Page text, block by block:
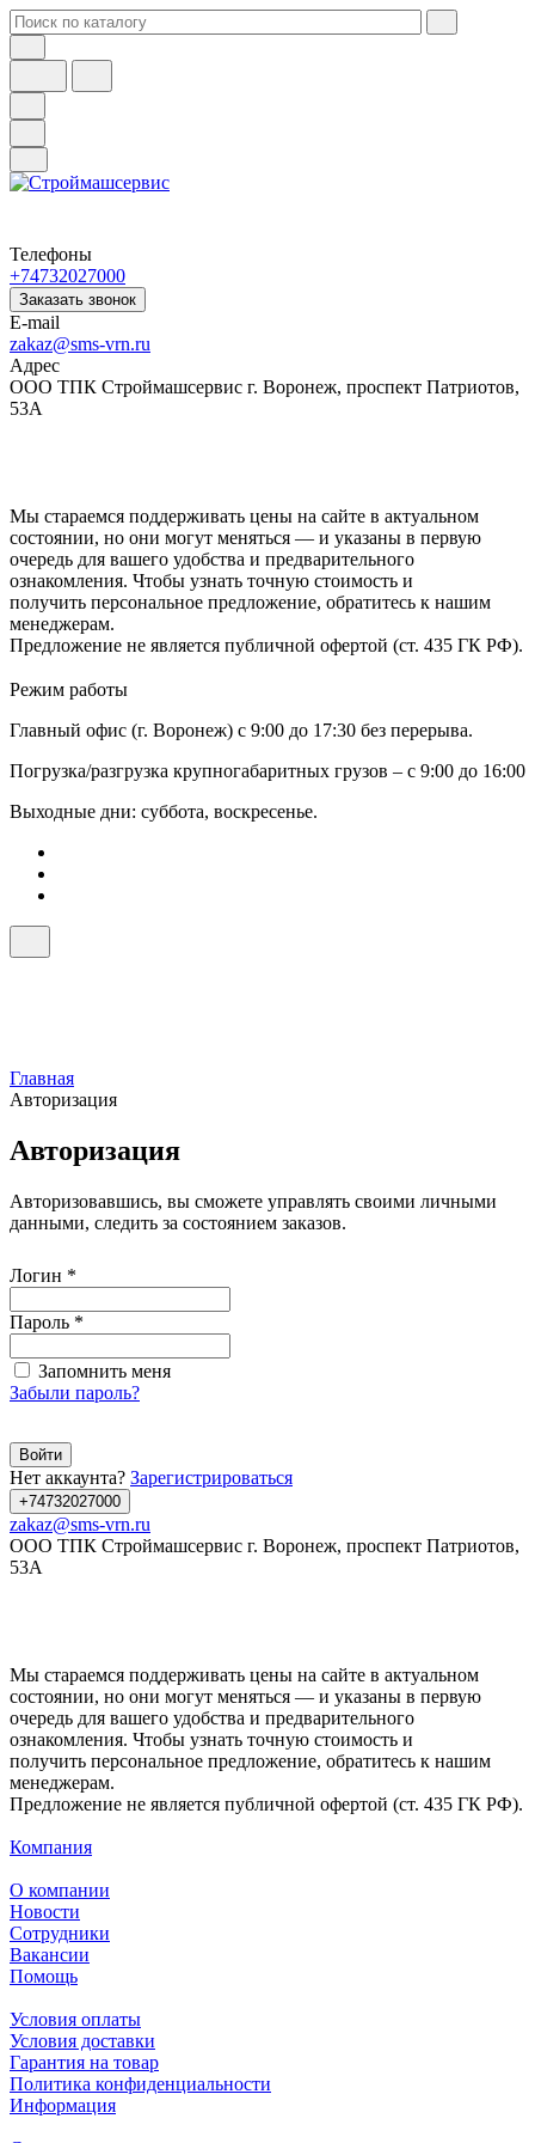
Телефоны
+74732027000
Заказать звонок
E-mail
zakaz@sms-vrn.ru
Адрес
ООО ТПК Строймашсервис г. Воронеж, проспект Патриотов,
53А
Мы стараемся поддерживать цены на сайте в актуальном
состоянии, но они могут меняться — и указаны в первую
очередь для вашего удобства и предварительного
ознакомления. Чтобы узнать точную стоимость и
получить персональное предложение, обратитесь к нашим
менеджерам.
Предложение не является публичной офертой (ст. 435 ГК РФ).
Режим работы
Главный офис (г. Воронеж) с 9:00 до 17:30 без перерыва.
Погрузка/разгрузка крупногабаритных грузов – с 9:00 до 16:00
Выходные дни: суббота, воскресенье.
Главная
Авторизация
Авторизация
Авторизовавшись, вы сможете управлять своими личными
данными, следить за состоянием заказов.
Логин *
Пароль *
Запомнить меня
Забыли пароль?
Войти
Нет аккаунта? Зарегистрироваться
+74732027000
zakaz@sms-vrn.ru
ООО ТПК Строймашсервис г. Воронеж, проспект Патриотов,
53А
Мы стараемся поддерживать цены на сайте в актуальном
состоянии, но они могут меняться — и указаны в первую
очередь для вашего удобства и предварительного
ознакомления. Чтобы узнать точную стоимость и
получить персональное предложение, обратитесь к нашим
менеджерам.
Предложение не является публичной офертой (ст. 435 ГК РФ).
Компания
О компании
Новости
Сотрудники
Вакансии
Помощь
Условия оплаты
Условия доставки
Гарантия на товар
Политика конфиденциальности
Информация